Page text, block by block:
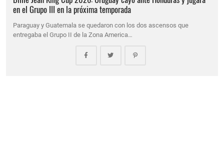
en el Grupo III en la próxima temporada
Paraguay y Guatemala se quedaron con los dos ascensos que
entregaba el Grupo II de la Zona America…